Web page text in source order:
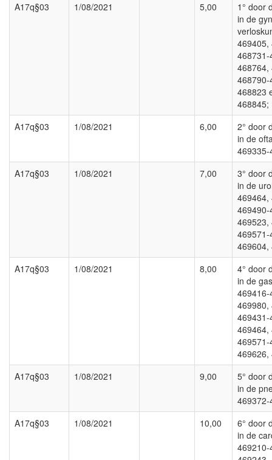
A17q§03
1/08/2021 5,00
1° door
in de
469405,
468764,
468823
468845;
A17q§03
1/08/2021 6,00
2° door
in de
A17q§03
1/08/2021 7,00
3° door
in de
469464,
469523,
469604,
A17q§03
1/08/2021 8,00
4° door
in de
469980,
469464,
469626,
A17q§03
1/08/2021 9,00
5° door
in de
A17q§03
1/08/2021 10,00
6° door
in de